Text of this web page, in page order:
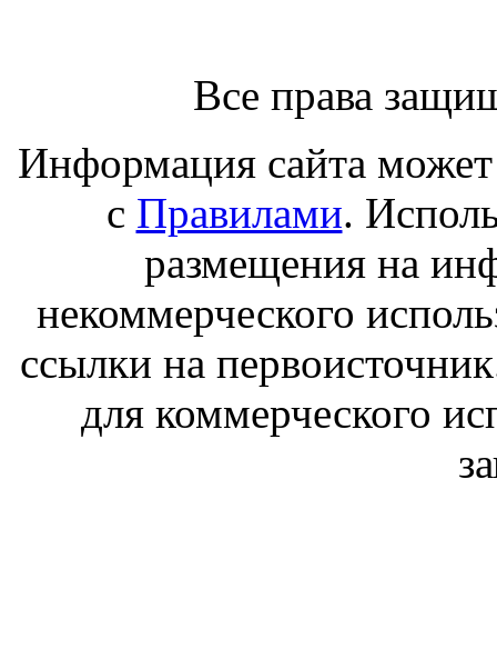
Все права
Информация сайта может
с Правилами.
размещения на
некоммерческого
ссылки на
для коммерческого